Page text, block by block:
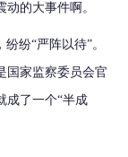
的大事件啊。
纷“严阵以待”。
国家监察委员会官
成了一个“半成